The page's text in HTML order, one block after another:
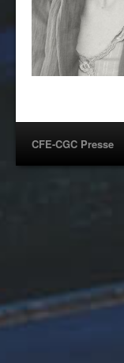
CFE-CGC Presse